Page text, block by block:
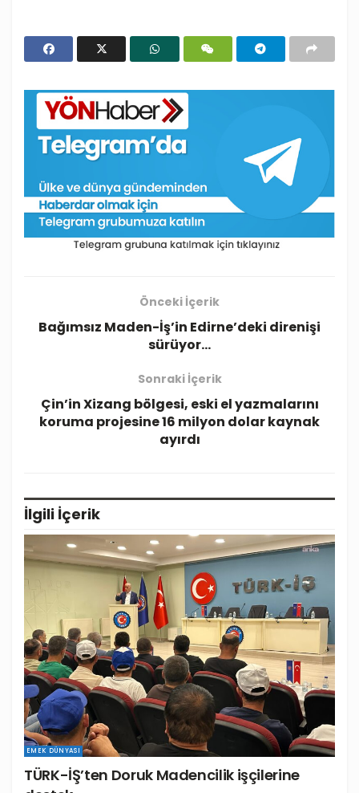
Önceki İçerik
Bağımsız Maden-İş’in Edirne’deki direnişi
sürüyor…
Sonraki İçerik
Çin’in Xizang bölgesi, eski el yazmalarını
koruma projesine 16 milyon dolar kaynak
ayırdı
İlgili İçerik
EMEK DÜNYASI
TÜRK-İŞ’ten Doruk Madencilik işçilerine